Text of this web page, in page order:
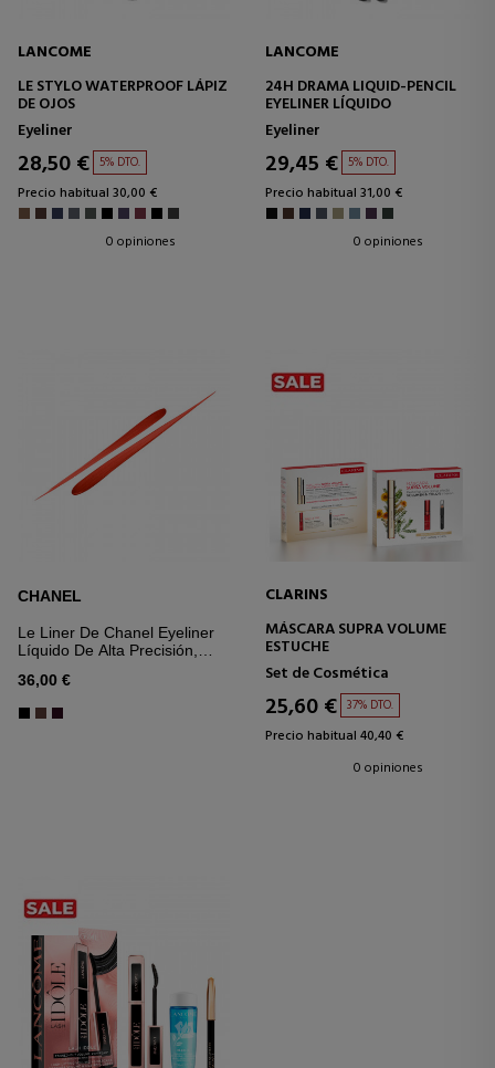
LANCOME
LE STYLO WATERPROOF LÁPIZ
DE OJOS
Eyeliner
28,50 € 5% DTO.
Precio habitual 30,00 €
0 opiniones
LANCOME
24H DRAMA LIQUID-PENCIL
EYELINER LÍQUIDO
Eyeliner
29,45 € 5% DTO.
Precio habitual 31,00 €
0 opiniones
CHANEL
Le Liner De Chanel Eyeliner
Líquido De Alta Precisión,
36,00 €
CLARINS
MÁSCARA SUPRA VOLUME
ESTUCHE
Set de Cosmética
25,60 € 37% DTO.
Precio habitual 40,40 €
0 opiniones